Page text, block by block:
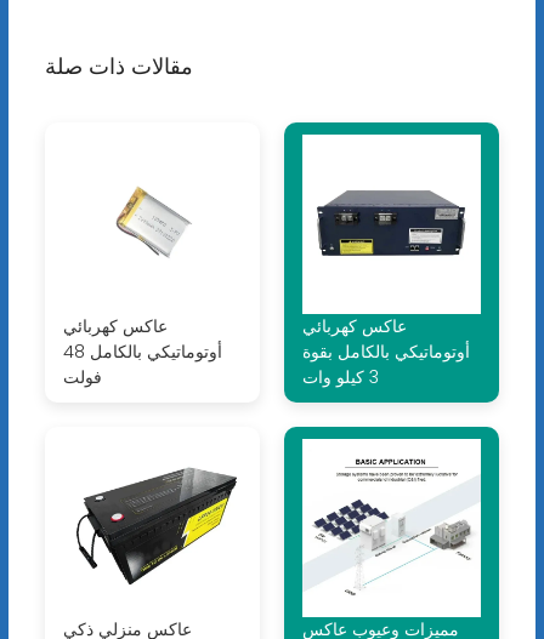
مقالات ذات صلة
عاكس كهربائي
أوتوماتيكي بالكامل 48
فولت
عاكس كهربائي
أوتوماتيكي بالكامل بقوة
3 كيلو وات
عاكس منزلي ذكي مميزات وعيوب عاكس